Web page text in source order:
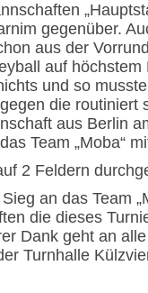
gegenüber.
aus der
auf höchstem
und so
die routiniert
aus Berlin
Team „Moba“
2 Feldern
an das Team
die dieses
Dank geht an
Turnhalle